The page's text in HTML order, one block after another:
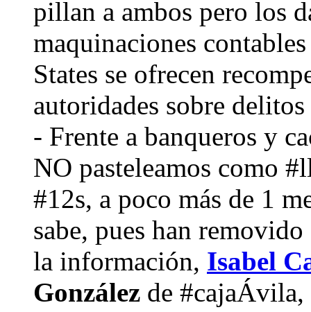
pillan a ambos pero los
maquinaciones
States se ofrecen
autoridades sobre
- Frente a banqueros y
NO pasteleamos como
#12s, a poco más de 1
sabe, pues han
la información, Isabel
González de #cajaÁvila,